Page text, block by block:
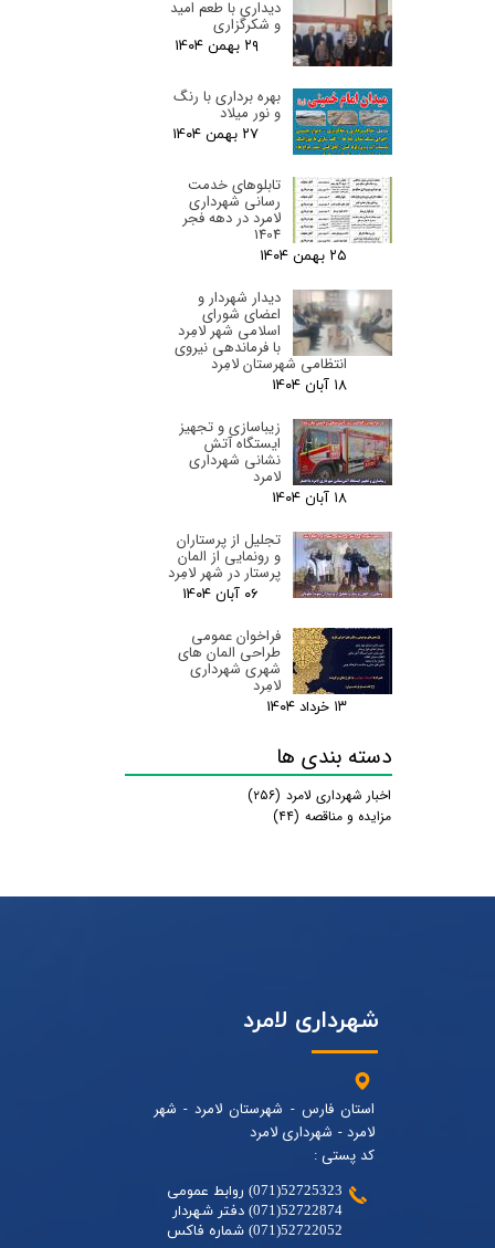
دیداری با طعم امید
و شکرگزاری
۲۹ بهمن ۰۴
بهره برداری با رنگ
و نور میلاد
۲۷ بهمن ۰۴
تابلوهای خدمت
رسانی شهرداری
لامرد در دهه فجر
1404
۲۵ بهمن ۰۴
دیدار شهردار و
اعضای شورای
اسلامی شهر لامِرد
با فرماندهی نیروی
انتظامی شهرستان لامِرد
۱۸ آبان ۰۴
زیباسازی و تجهیز
ایستگاه آتش
نشانی شهرداری
لامرد
۱۸ آبان ۰۴
تجلیل از پرستاران
و رونمایی از المان
پرستار در شهر لامِرد
۰۶ آبان ۰۴
فراخوان عمومی
طراحی المان های
شهری شهرداری
لامِرد
۱۳ خرداد ۰۴
دسته بندی ها
اخبار شهرداری لامرد (۲۵۶)
مزایده و مناقصه (۴۴)
شهرداری لامرد
استان فارس - شهرستان لامرد - شهر
لامرد - شهرداری لامرد
کد پستی :
52725323(071) روابط عمومی
52722874(071) دفتر شهردار
52722052(071) شماره فاکس